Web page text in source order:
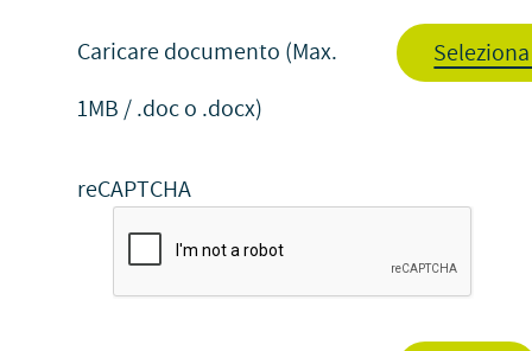
Caricare documento (Max.
1MB / .doc o .docx)
reCAPTCHA